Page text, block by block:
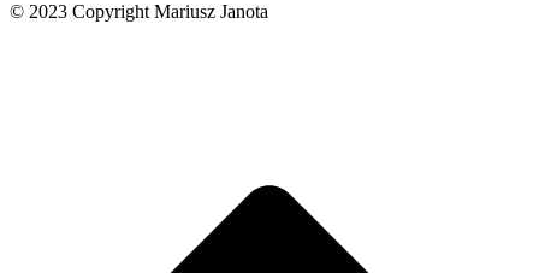
© 2023 Copyright Mariusz Janota